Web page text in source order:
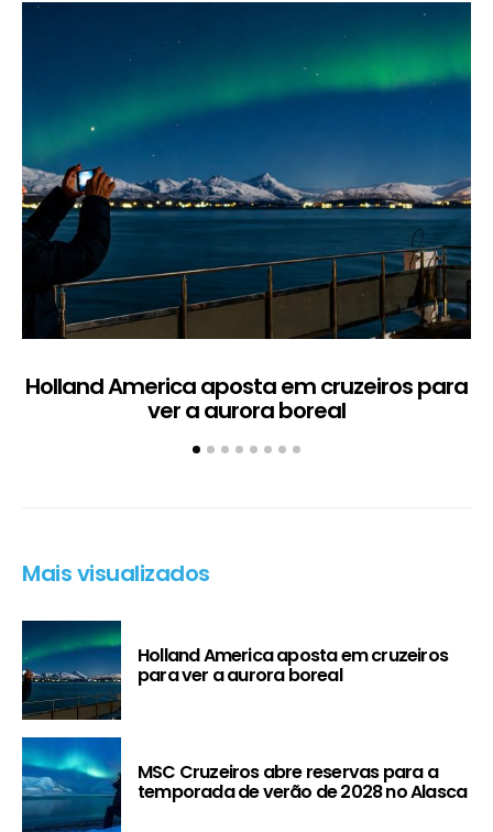
Holland America aposta em cruzeiros para
ver a aurora boreal
Mais visualizados
Holland America aposta em cruzeiros
para ver a aurora boreal
MSC Cruzeiros abre reservas para a
temporada de verão de 2028 no Alasca